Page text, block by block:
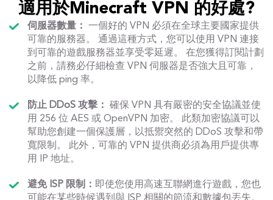
適用於Minecraft VPN 的好處?
伺服器數量：
一個好的 VPN 必須在全球主要國家提供
可靠的服務器。 通過這種方式，您可以使用 VPN 連接
到可靠的遊戲服務器並享受零延遲。 在您獲得訂閱計劃
之前，請務必仔細檢查 VPN 伺服器是否強大且可靠，
以降低 ping 率。
防止 DDoS 攻擊：
確保 VPN 具有嚴密的安全協議並使
用 256 位 AES 或 OpenVPN 加密。 此類加密協議可以
幫助您創建一個保護層，以抵禦突然的 DDoS 攻擊和帶
寬限制。 此外，可靠的 VPN 提供商必須為用戶提供專
用 IP 地址。
避免 ISP 限制： 即使您使用高速互聯網進行遊戲，您也